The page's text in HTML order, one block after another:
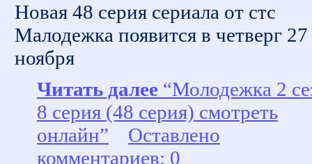
Новая 48 серия сериала от стс
Малодежка появится в четверг 27
ноября
Читать далее “Молодежка 2
8 серия (48 серия) смотреть
онлайн”
Оставлено
комментариев: 0